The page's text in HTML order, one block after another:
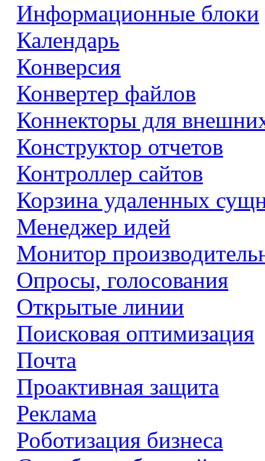
Информационные блоки
Календарь
Конверсия
Конвертер файлов
Коннекторы для
Конструктор отчетов
Контроллер сайтов
Корзина удаленных
Менеджер идей
Монитор
Опросы, голосования
Открытые линии
Поисковая оптимизация
Почта
Проактивная защита
Реклама
Роботизация бизнеса